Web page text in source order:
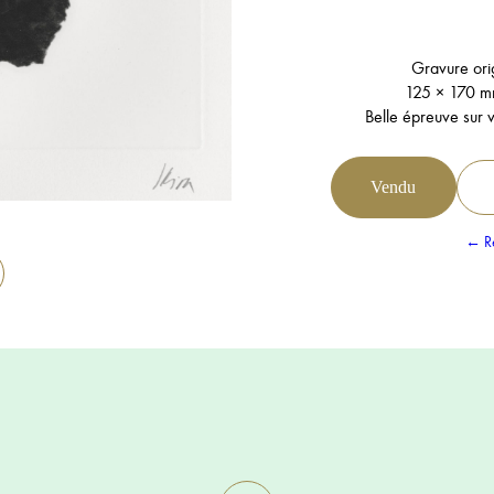
Gravure
125 × 170
Belle épreuve sur
Vendu
←